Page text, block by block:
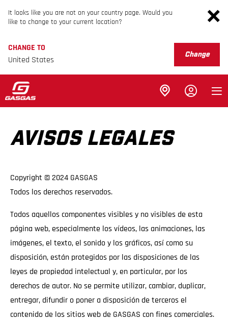
It looks like you are not on your country page. Would you
like to change to your current location?
CHANGE TO
United States
Change
AVISOS LEGALES
Copyright © 2024 GASGAS
Todos los derechos reservados.
Todos aquellos componentes visibles y no visibles de esta
página web, especialmente los vídeos, las animaciones, las
imágenes, el texto, el sonido y los gráficos, así como su
disposición, están protegidos por las disposiciones de las
leyes de propiedad intelectual y, en particular, por los
derechos de autor. No se permite utilizar, cambiar, duplicar,
entregar, difundir o poner a disposición de terceros el
contenido de los sitios web de GASGAS con fines comerciales.